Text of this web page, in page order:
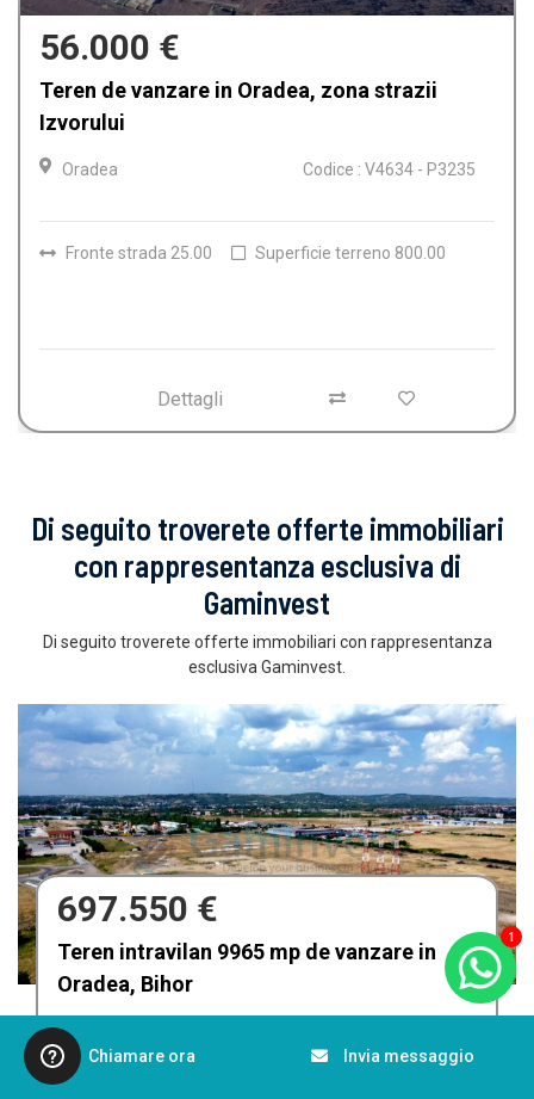
1
159.900 €
Casa de vanzare in Oradea, Iosia
Camere 4 Bagni 2
Superficie terreno 150.00
Dettagli
Di seguito troverete offerte immobiliari
con rappresentanza esclusiva di
Gaminvest
Di seguito troverete offerte immobiliari con rappresentanza
esclusiva Gaminvest.
680.000 €
Afacere la cheie de vânzare Fabrica de
Textile in Dolj, Romania
Chiamare ora
Invia messaggio